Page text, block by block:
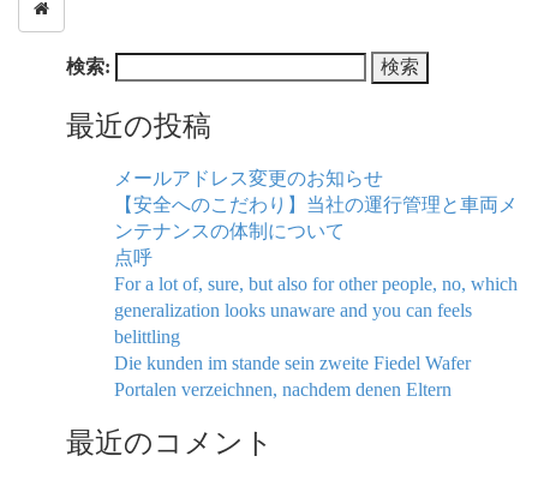
検索:
最近の投稿
メールアドレス変更のお知らせ
【安全へのこだわり】当社の運行管理と車両メ
ンテナンスの体制について
点呼
For a lot of, sure, but also for other people, no, which
generalization looks unaware and you can feels
belittling
Die kunden im stande sein zweite Fiedel Wafer
Portalen verzeichnen, nachdem denen Eltern
最近のコメント